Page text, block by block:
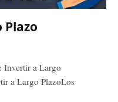
Invertir a Largo
a Largo PlazoLos